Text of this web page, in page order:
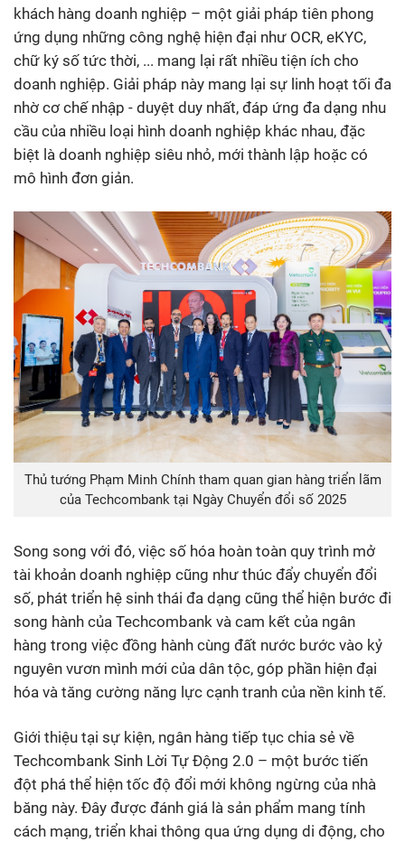
khách hàng doanh nghiệp – một giải pháp tiên phong
ứng dụng những công nghệ hiện đại như OCR, eKYC,
chữ ký số tức thời, ... mang lại rất nhiều tiện ích cho
doanh nghiệp. Giải pháp này mang lại sự linh hoạt tối đa
nhờ cơ chế nhập - duyệt duy nhất, đáp ứng đa dạng nhu
cầu của nhiều loại hình doanh nghiệp khác nhau, đặc
biệt là doanh nghiệp siêu nhỏ, mới thành lập hoặc có
mô hình đơn giản.
Thủ tướng Phạm Minh Chính tham quan gian hàng triển lãm
của Techcombank tại Ngày Chuyển đổi số 2025
Song song với đó, việc số hóa hoàn toàn quy trình mở
tài khoản doanh nghiệp cũng như thúc đẩy chuyển đổi
số, phát triển hệ sinh thái đa dạng cũng thể hiện bước đi
song hành của Techcombank và cam kết của ngân
hàng trong việc đồng hành cùng đất nước bước vào kỷ
nguyên vươn mình mới của dân tộc, góp phần hiện đại
hóa và tăng cường năng lực cạnh tranh của nền kinh tế.
Giới thiệu tại sự kiện, ngân hàng tiếp tục chia sẻ về
Techcombank Sinh Lời Tự Động 2.0 – một bước tiến
đột phá thể hiện tốc độ đổi mới không ngừng của nhà
băng này. Đây được đánh giá là sản phẩm mang tính
cách mạng, triển khai thông qua ứng dụng di động, cho